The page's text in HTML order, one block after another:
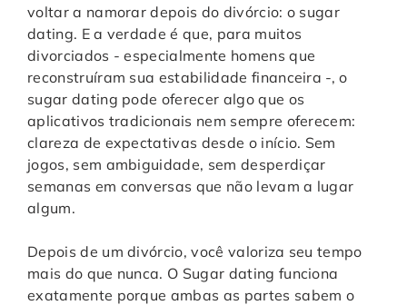
voltar a namorar depois do divórcio: o sugar
dating. E a verdade é que, para muitos
divorciados - especialmente homens que
reconstruíram sua estabilidade financeira -, o
sugar dating pode oferecer algo que os
aplicativos tradicionais nem sempre oferecem:
clareza de expectativas desde o início. Sem
jogos, sem ambiguidade, sem desperdiçar
semanas em conversas que não levam a lugar
algum.
Depois de um divórcio, você valoriza seu tempo
mais do que nunca. O Sugar dating funciona
exatamente porque ambas as partes sabem o